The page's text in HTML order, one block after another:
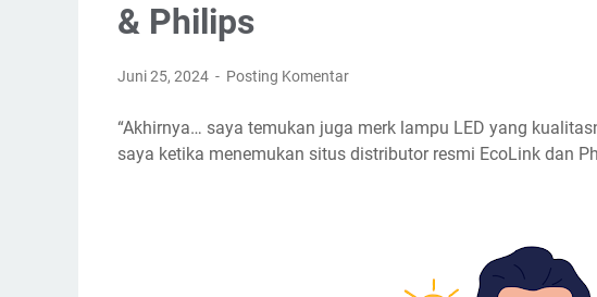
& Philips
Juni 25, 2024 Posting Komentar
“Akhirnya… saya temukan juga merk lampu LED yang
saya ketika menemukan situs distributor resmi EcoLink dan